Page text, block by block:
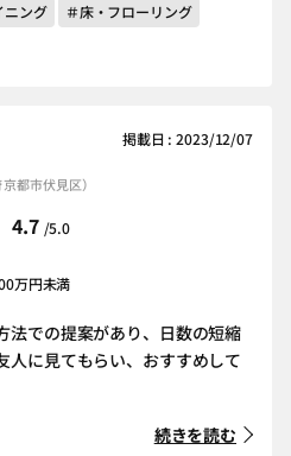
ニング
＃床・フローリング
掲載日 : 2023/12/07
都市伏見区）
4.7 /5.0
万円未満
法での提案があり、日数の短縮
人に見てもらい、おすすめして
続きを読む